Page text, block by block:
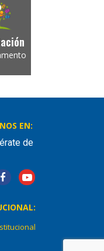
EN:
de